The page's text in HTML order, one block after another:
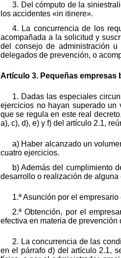
3. Del cómputo de la
los accidentes «in itinere».
4. La concurrencia de los
acompañada a la solicitud y
del consejo de administración
delegados de prevención, o
Artículo 3. Pequeñas empresas
1. Dadas las especiales
ejercicios no hayan superado un
que se regula en este real
a), c), d), e) y f) del artículo 2.1,
a) Haber alcanzado un
cuatro ejercicios.
b) Además del cumplimiento
desarrollo o realización de
1.ª Asunción por el
2.ª Obtención, por el
efectiva en materia de prevención
2. La concurrencia de las
en el párrafo d) del artículo 2.1,